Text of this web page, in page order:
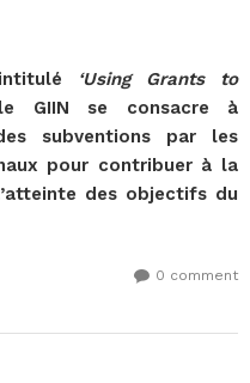
‘Using Grants to
GIIN se consacre à
subventions par les
pour contribuer à la
des objectifs du
0 comment